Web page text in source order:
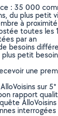
: 35 000
du plus petit
à
toutes les
par an
besoins
petit
une
sur
rapport